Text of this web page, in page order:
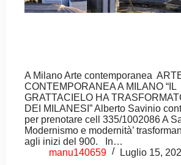
A Milano Arte contemporanea
CONTEMPORANEA A MILANO “IL
GRATTACIELO HA
DEI MILANESI” Alberto Savinio
per prenotare cell 335/1002086 A
Modernismo e modernità’
agli inizi del 900. In…
manu140659
Luglio 15,